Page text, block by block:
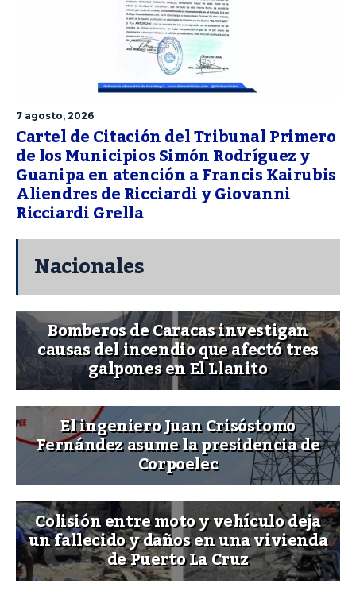
7 agosto, 2026
Cartel de Citación del Tribunal Primero
de los Municipios Simón Rodríguez y
Guanipa en atención a Francis Kairubis
Aliendres de Ricciardi y Giovanni
Ricciardi Grella
Nacionales
Bomberos de Caracas investigan
causas del incendio que afectó tres
galpones en El Llanito
El ingeniero Juan Crisóstomo
Fernández asume la presidencia de
Corpoelec
Colisión entre moto y vehículo deja
un fallecido y daños en una vivienda
de Puerto La Cruz